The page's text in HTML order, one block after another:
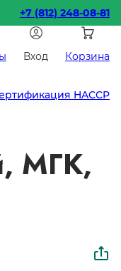
+7 (812) 248-08-81
Вход Корзина
HACCP
МГК,